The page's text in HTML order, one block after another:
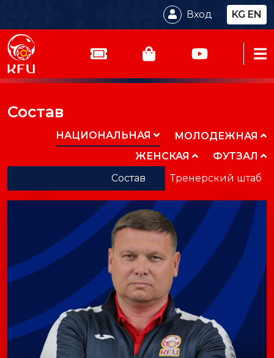
Вход KG EN
Состав
НАЦИОНАЛЬНАЯ
МОЛОДЕЖНАЯ
ЖЕНСКАЯ
ФУТЗАЛ
Состав
Тренерский штаб